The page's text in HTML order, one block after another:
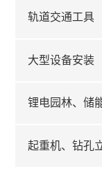
轨道交通工具
大型设备安装
锂电园林、储
起重机、钻孔